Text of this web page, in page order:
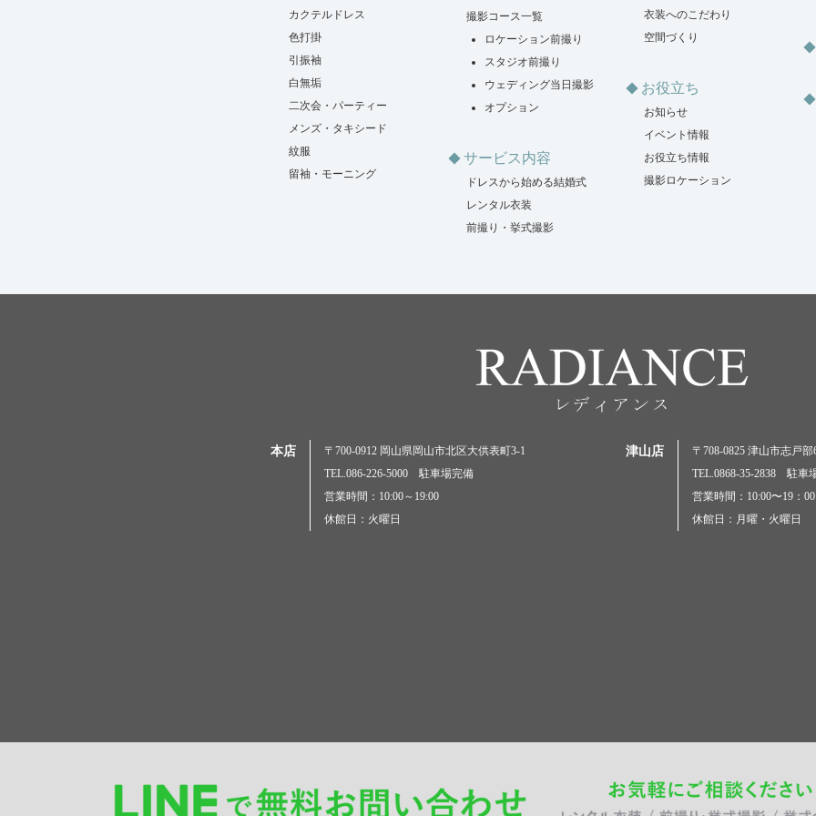
カクテルドレス
色打掛
引振袖
白無垢
二次会・パーティー
メンズ・タキシード
紋服
留袖・モーニング
撮影コース一覧
ロケーション前撮り
スタジオ前撮り
ウェディング当日撮影
オプション
サービス内容
ドレスから始める結婚式
レンタル衣装
前撮り・挙式撮影
衣装へのこだわり
空間づくり
お役立ち
お知らせ
イベント情報
お役立ち情報
撮影ロケーション
本店
〒700-0912 岡山県岡山市北区大供表町3-1
TEL.086-226-5000 駐車場完備
営業時間：10:00～19:00
休館日：火曜日
津山店
〒708-0825 津山市志戸部
TEL.0868-35-2838 駐車
営業時間：10:00〜19：00
休館日：月曜・火曜日